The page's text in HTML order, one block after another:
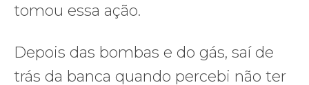
tomou essa ação.
Depois das bombas e do gás, saí de
trás da banca quando percebi não ter